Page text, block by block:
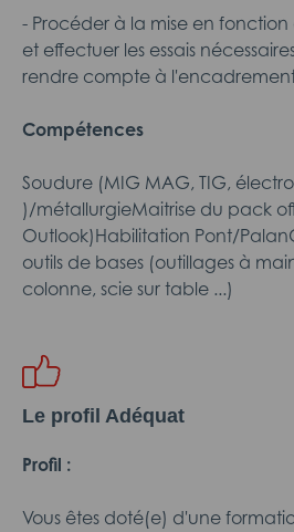
- Procéder à la mise en
et effectuer les essais
rendre compte à
Compétences
Soudure (MIG MAG, TIG,
)/métallurgieMaitrise du pack
Outlook)Habilitation Pont/
outils de bases (outillages à
colonne, scie sur table ...)
Le profil Adéquat
Profil :
Vous êtes doté(e) d'une